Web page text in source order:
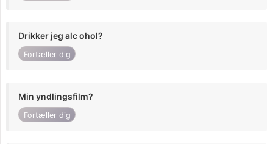
Drikker jeg alc ohol?
Fortæller dig
Min yndlingsfilm?
Fortæller dig